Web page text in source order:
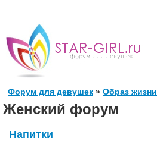
Форум для девушек » Образ жизни
Женский форум
Напитки